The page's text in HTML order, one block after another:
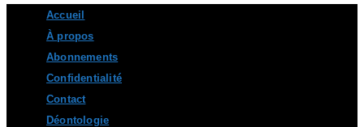
content
Accueil
À propos
Abonnements
Confidentialité
Contact
Déontologie